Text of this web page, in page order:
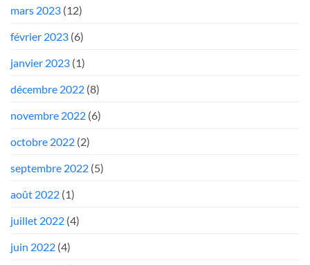
mars 2023 (12)
février 2023 (6)
janvier 2023 (1)
décembre 2022 (8)
novembre 2022 (6)
octobre 2022 (2)
septembre 2022 (5)
août 2022 (1)
juillet 2022 (4)
juin 2022 (4)